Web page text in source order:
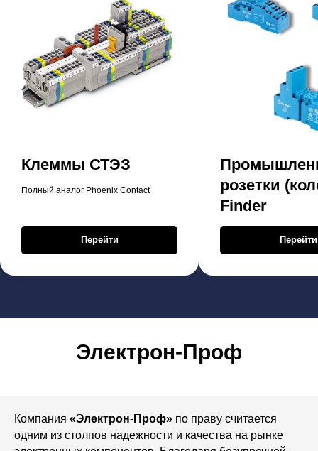
Клеммы СТЭЗ
Полный аналог Phoenix Contact
Перейти
розетки
Finder
Перейти
Электрон-Проф
Компания «Электрон-Проф» по праву считается
одним из столпов надежности и качества на рынке